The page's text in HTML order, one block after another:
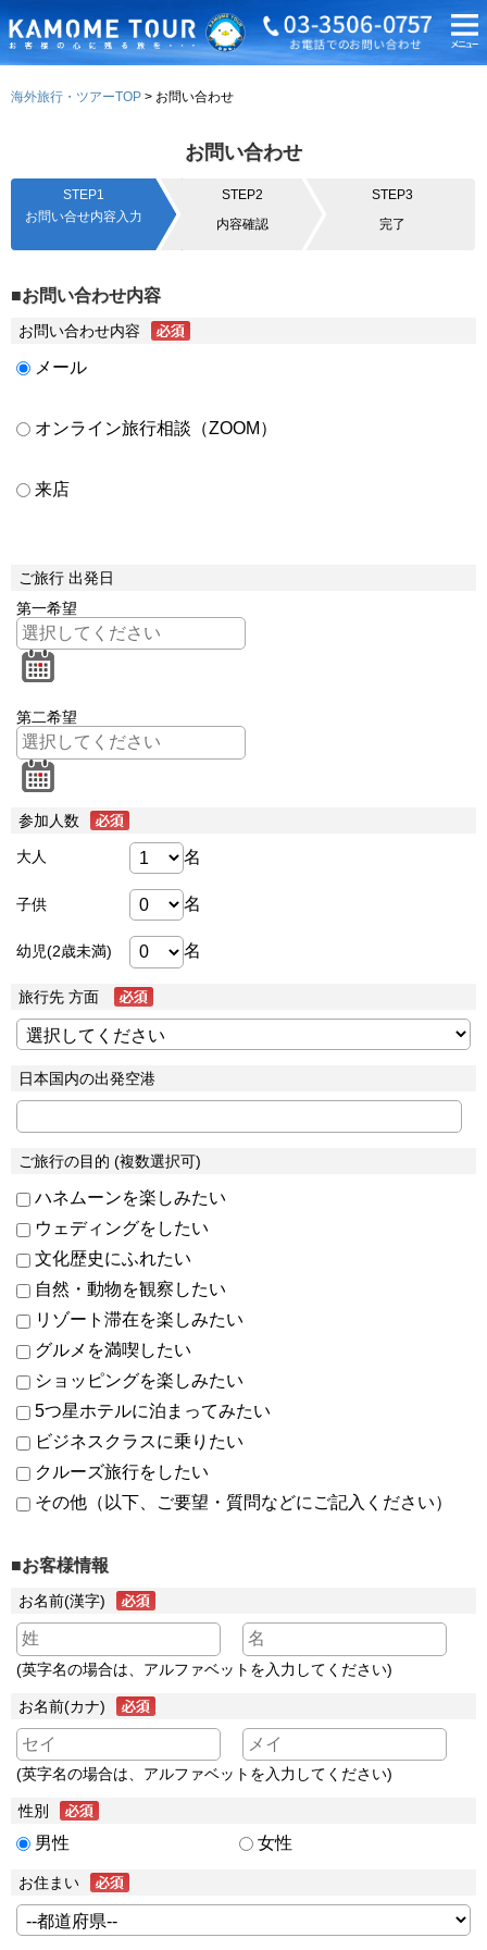
海外旅行・ツアーTOP お問い合わせ
お問い合わせ
STEP1
お問い合せ内容入力
STEP2
内容確認
STEP3
完了
■お問い合わせ内容
お問い合わせ内容
メール
オンライン旅行相談（ZOOM）
来店
ご旅行 出発日
第一希望
第二希望
参加人数
大人 名
子供 名
幼児(2歳未満) 名
旅行先 方面
日本国内の出発空港
ご旅行の目的 (複数選択可)
ハネムーンを楽しみたい
ウェディングをしたい
文化歴史にふれたい
自然・動物を観察したい
リゾート滞在を楽しみたい
グルメを満喫したい
ショッピングを楽しみたい
5つ星ホテルに泊まってみたい
ビジネスクラスに乗りたい
クルーズ旅行をしたい
その他（以下、ご要望・質問などにご記入ください）
■お客様情報
お名前(漢字)
(英字名の場合は、アルファベットを入力してください)
お名前(カナ)
(英字名の場合は、アルファベットを入力してください)
性別
男性 女性
お住まい